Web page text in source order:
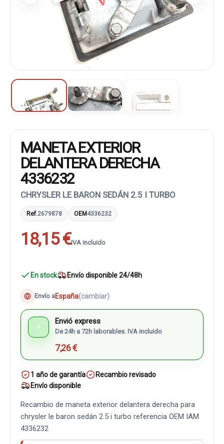
MANETA EXTERIOR
DELANTERA DERECHA
4336232
CHRYSLER LE BARON SEDÁN 2.5 I TURBO
Ref.2679878 OEM4336232
18,15 €IVA incluido
En stock Envío disponible 24/48h
Envío aEspaña(cambiar)
⚡
Envió express
De 24h a 72h laborables. IVA incluido
7,26 €
1 año de garantía
Recambio revisado
Envío disponible
Recambio de maneta exterior delantera derecha para
chrysler le baron sedán 2.5 i turbo referencia OEM IAM
4336232